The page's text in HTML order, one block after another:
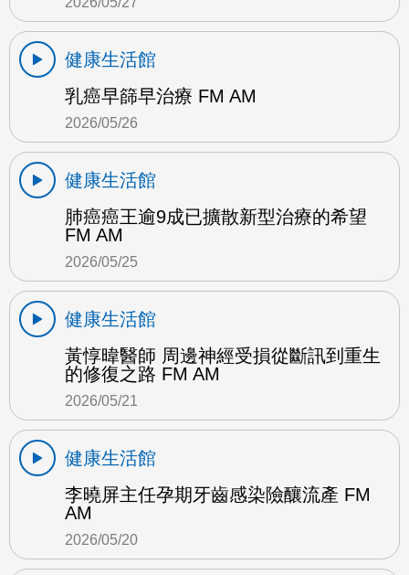
健康生活館
乳癌早篩早治療 FM AM
2026/05/26
健康生活館
肺癌癌王逾9成已擴散新型治療的希望
FM AM
2026/05/25
健康生活館
黃惇暐醫師 周邊神經受損從斷訊到重生
的修復之路 FM AM
2026/05/21
健康生活館
李曉屏主任孕期牙齒感染險釀流產 FM
AM
2026/05/20